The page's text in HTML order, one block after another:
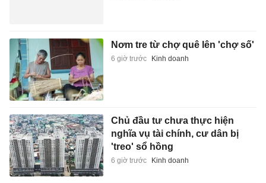
Nơm tre từ chợ quê lên 'chợ số'
6 giờ trước Kinh doanh
Chủ đầu tư chưa thực hiện
nghĩa vụ tài chính, cư dân bị
'treo' sổ hồng
6 giờ trước Kinh doanh